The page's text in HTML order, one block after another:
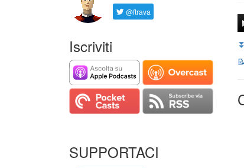
@ftrava
Iscriviti
SUPPORTACI